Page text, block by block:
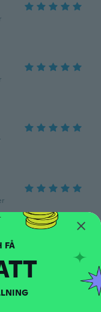
PRENUMERERA OCH FÅ